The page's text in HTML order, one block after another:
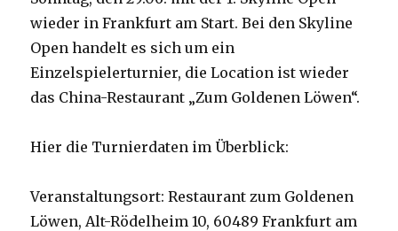
wieder in Frankfurt am Start. Bei den Skyline
Open handelt es sich um ein
Einzelspielerturnier, die Location ist wieder
das China-Restaurant „Zum Goldenen Löwen“.
Hier die Turnierdaten im Überblick:
Veranstaltungsort: Restaurant zum Goldenen
Löwen, Alt-Rödelheim 10, 60489 Frankfurt am